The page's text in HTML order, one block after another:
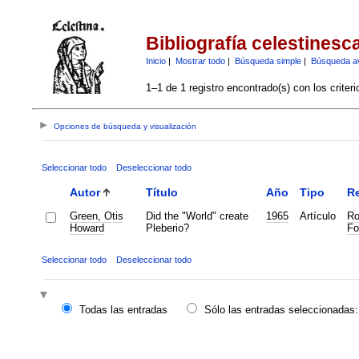
Bibliografía
Inicio| Mostrar todo| Búsqueda simple| Búsqueda
1–1 de 1 registro encontrado(s) con los
Opciones de búsqueda y visualización
Seleccionar todo Deseleccionar todo
Autor Título Año Tipo
Green, Otis
Howard
Did the "World" create
Pleberio?
1965 Artículo
Seleccionar todo Deseleccionar todo
Todas las entradas
Sólo las entradas seleccionadas: